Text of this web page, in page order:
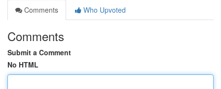
Comments
Who Upvoted
Comments
Submit a Comment
No HTML